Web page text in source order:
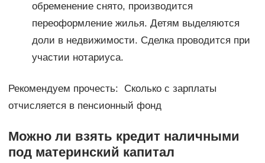
обременение снято, производится
переоформление жилья. Детям выделяются
доли в недвижимости. Сделка проводится при
участии нотариуса.
Рекомендуем прочесть: Сколько с зарплаты
отчисляется в пенсионный фонд
Можно ли взять кредит наличными
под материнский капитал